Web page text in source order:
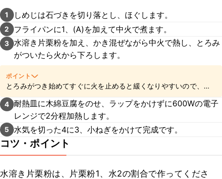
1 しめじは石づきを切り落とし、ほぐします。
2 フライパンに1、(A)を加えて中火で煮ます。
3 水溶き片栗粉を加え、かき混ぜながら中火で熱し、とろみ
がついたら火から下ろします。
ポイント
とろみがつき始めてすぐに火を止めると緩くなりやすいので、
しっかり煮立たせましょう。
4 耐熱皿に木綿豆腐をのせ、ラップをかけずに600Wの電子
レンジで2分程加熱します。
5 水気を切った4に3、小ねぎをかけて完成です。
コツ・ポイント
水溶き片栗粉は、片栗粉1、水2の割合で作ってくださ